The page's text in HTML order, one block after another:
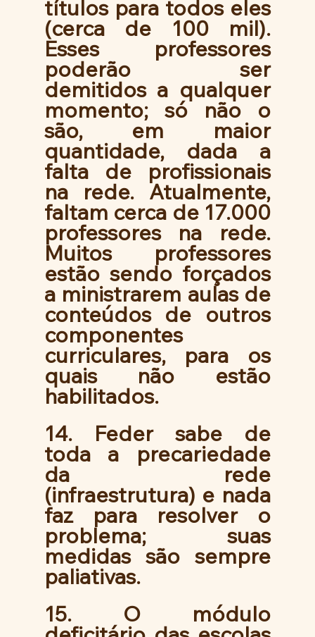
títulos para todos eles
(cerca de 100 mil).
Esses professores
poderão ser
demitidos a qualquer
momento; só não o
são, em maior
quantidade, dada a
falta de profissionais
na rede. Atualmente,
faltam cerca de 17.000
professores na rede.
Muitos professores
estão sendo forçados
a ministrarem aulas de
conteúdos de outros
componentes
curriculares, para os
quais não estão
habilitados.
14. Feder sabe de
toda a precariedade
da rede
(infraestrutura) e nada
faz para resolver o
problema; suas
medidas são sempre
paliativas.
15. O módulo